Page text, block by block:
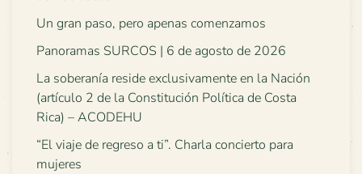
Un gran paso, pero apenas comenzamos
Panoramas SURCOS | 6 de agosto de 2026
La soberanía reside exclusivamente en la Nación
(artículo 2 de la Constitución Política de Costa
Rica) – ACODEHU
“El viaje de regreso a ti”. Charla concierto para
mujeres